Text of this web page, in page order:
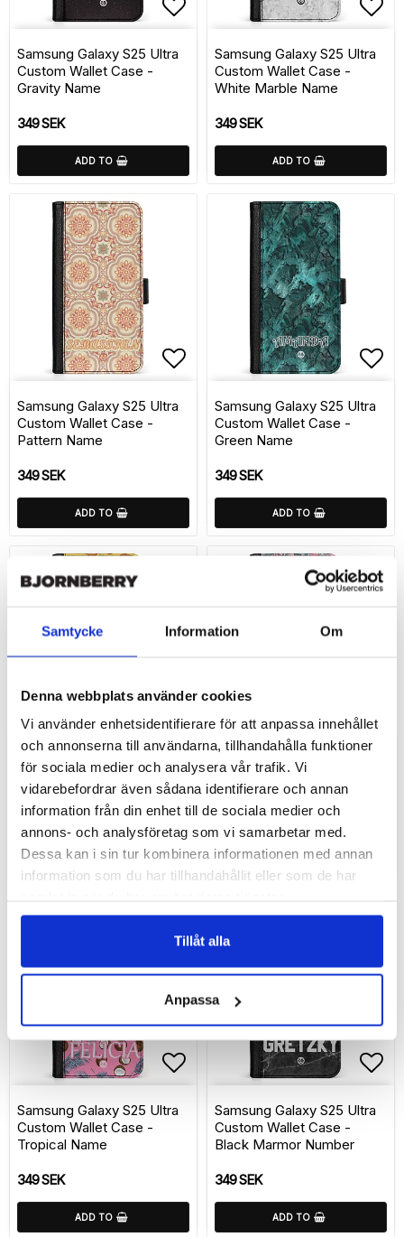
Samtycke Information Om
Denna webbplats använder cookies
Vi använder enhetsidentifierare för att anpassa innehållet
och annonserna till användarna, tillhandahålla funktioner
för sociala medier och analysera vår trafik. Vi
vidarebefordrar även sådana identifierare och annan
information från din enhet till de sociala medier och
annons- och analysföretag som vi samarbetar med.
Dessa kan i sin tur kombinera informationen med annan
information som du har tillhandahållit eller som de har
Tillåt alla
Anpassa
Add to list of
Samsung Galaxy S25 Ultra
Custom Wallet Case -
Gravity Name
349 SEK
ADD TO
Samsung Galaxy S25 Ultra
Custom Wallet Case -
White Marble Name
349 SEK
ADD TO
Add to list of
Samsung Galaxy S25 Ultra
Custom Wallet Case -
Pattern Name
349 SEK
ADD TO
Samsung Galaxy S25 Ultra
Custom Wallet Case -
Green Name
349 SEK
ADD TO
Add to list of
Samsung Galaxy S25 Ultra
Custom Wallet Case -
Pineapple Name
349 SEK
Samsung Galaxy S25 Ultra
Custom Wallet Case -
Fantasy Name
349 SEK
Add to list of
Samsung Galaxy S25 Ultra
Custom Wallet Case -
Tropical Name
349 SEK
ADD TO
Samsung Galaxy S25 Ultra
Custom Wallet Case -
Black Marmor Number
349 SEK
ADD TO